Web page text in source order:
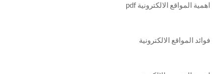
اهمية المواقع الالكترونية pdf
فوائد المواقع الالكترونية